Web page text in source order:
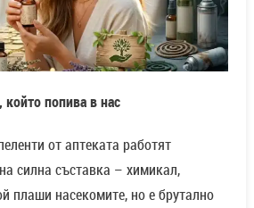
попива в нас
от аптеката работят
силна съставка – химикал,
плаши насекомите, но е брутално